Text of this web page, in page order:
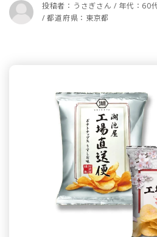
投稿者：うさぎさん / 年代：60
/ 都道府県：東京都